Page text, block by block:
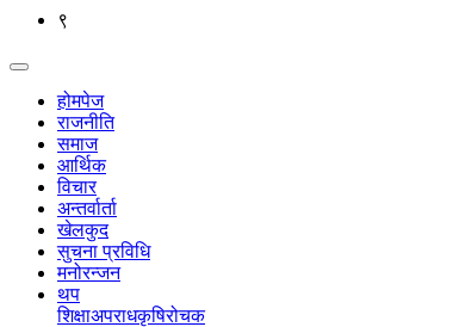
९
होमपेज
राजनीति
समाज
आर्थिक
विचार
अन्तर्वार्ता
खेलकुद
सुचना प्रविधि
मनोरन्जन
थप
शिक्षाअपराधकृषिरोचक